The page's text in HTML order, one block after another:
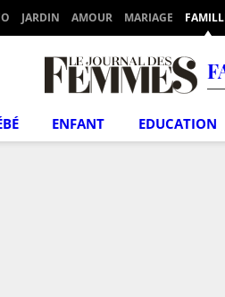
JARDIN AMOUR MARIAGE
ENFANT EDUCATION